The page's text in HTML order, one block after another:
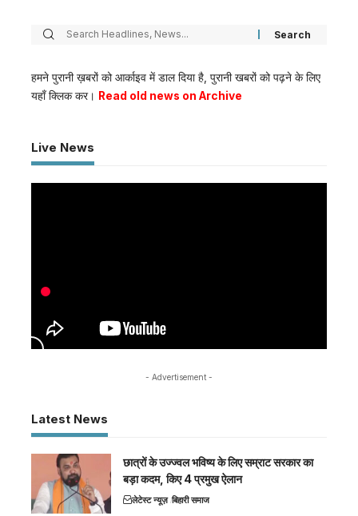
हमने पुरानी ख़बरों को आर्काइव में डाल दिया है, पुरानी खबरों को पढ़ने के लिए
यहाँ क्लिक कर। Read old news on Archive
Live News
- Advertisement -
Latest News
छात्रों के उज्ज्वल भविष्य के लिए सम्राट सरकार का
बड़ा कदम, किए 4 प्रमुख ऐलान
लेटेस्ट न्यूज़ बिहारी समाज